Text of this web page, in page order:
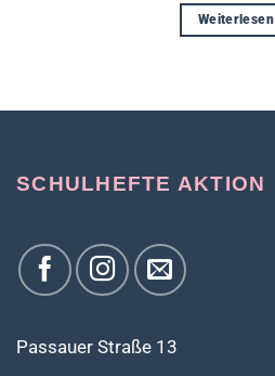
Weiterlesen
SCHULHEFTE AKTION
Passauer Straße 13